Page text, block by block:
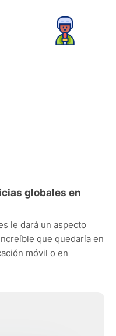
globales en
le dará un aspecto
que quedaría en
móvil o en